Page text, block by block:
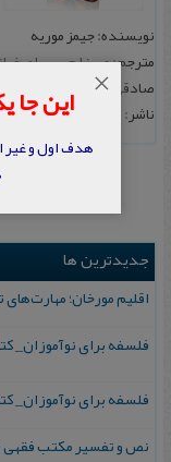
نویسنده: جیمز موریه
مترجم: میرزا حبیب
صادقی
ناشر: مرکز
جدیدترین ها
اقلیم مورخان؛
فلسفه برای نوآموزان_
فلسفه برای نوآموزان_
نص و تفسیر مکتب فقهی
این
هدف اول و غیر
×